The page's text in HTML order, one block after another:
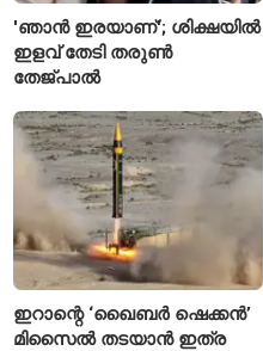
'ഞാൻ ഇരയാണ്'; ശിക്ഷയിൽ
ഇളവ് തേടി തരുണ്‍
തേജ്പാൽ
ഇറാന്റെ ‘ഖൈബർ ഷെക്കൻ’
മിസൈൽ തടയാൻ ഇത്ര